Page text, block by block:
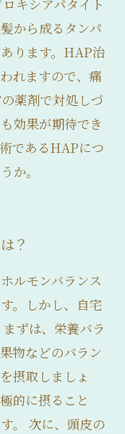
キシアパタイト
から成るタンパ
ります。HAP治
れますので、痛
薬剤で対処しづ
効果が期待でき
であるHAPにつ
か。
？
ルモンバランス
。しかし、自宅
ずは、栄養バラ
物などのバラン
摂取しましょ
的に摂ること
。 次に、頭皮の